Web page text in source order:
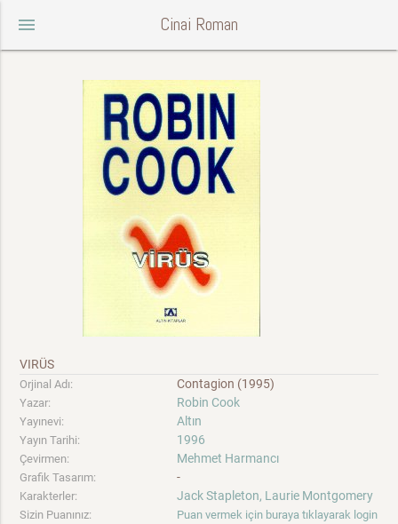
menu Cinai Roman
VIRÜS
Orjinal Adı: Contagion (1995)
Yazar: Robin Cook
Yayınevi: Altın
Yayın Tarihi: 1996
Çevirmen: Mehmet Harmancı
Grafik Tasarım: -
Karakterler: Jack Stapleton, Laurie Montgomery
Sizin Puanınız:
Puan vermek için buraya tıklayarak login